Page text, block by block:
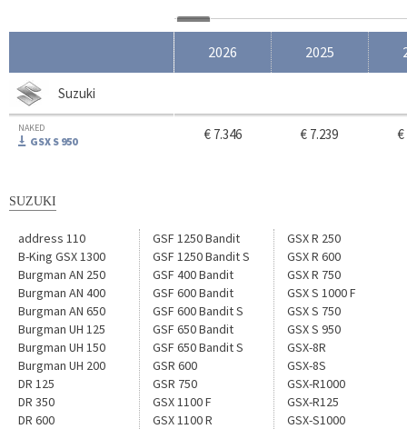
Suzuki
NAKED
GSX S 950
2026 2025
€ 7.346 € 7.239 €
SUZUKI
address 110
B-King GSX 1300
Burgman AN 250
Burgman AN 400
Burgman AN 650
Burgman UH 125
Burgman UH 150
Burgman UH 200
DR 125
DR 350
DR 600
GSF 1250 Bandit
GSF 1250 Bandit S
GSF 400 Bandit
GSF 600 Bandit
GSF 600 Bandit S
GSF 650 Bandit
GSF 650 Bandit S
GSR 600
GSR 750
GSX 1100 F
GSX 1100 R
GSX R 250
GSX R 600
GSX R 750
GSX S 1000 F
GSX S 750
GSX S 950
GSX-8R
GSX-8S
GSX-R1000
GSX-R125
GSX-S1000